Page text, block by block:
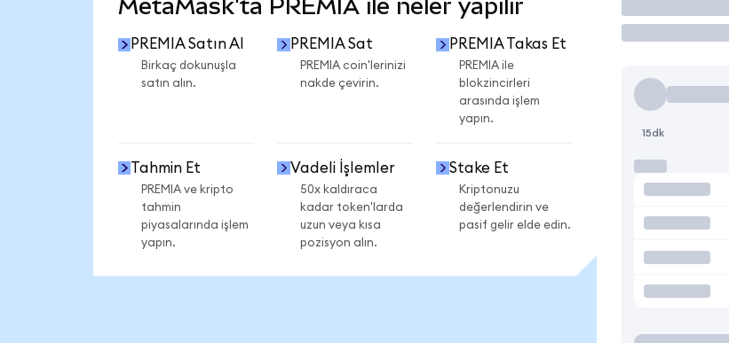
MetaMask'ta PREMIA ile neler yapılır
PREMIA Satın Al
Birkaç dokunuşla
satın alın.
PREMIA Sat
PREMIA coin'lerinizi
nakde çevirin.
PREMIA Takas Et
PREMIA ile
blokzincirleri
arasında işlem
yapın.
Tahmin Et
PREMIA ve kripto
tahmin
piyasalarında işlem
yapın.
Vadeli İşlemler
50x kaldıraca
kadar token'larda
uzun veya kısa
pozisyon alın.
Stake Et
Kriptonuzu
değerlendirin ve
pasif gelir elde edin.
İşlem Yap
15dk